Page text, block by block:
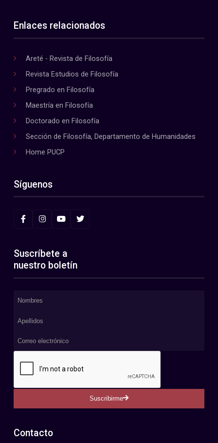
Enlaces relacionados
Areté - Revista de Filosofía
Revista Estudios de Filosofía
Pregrado en Filosofía
Maestría en Filosofía
Doctorado en Filosofía
Sección de Filosofía, Departamento de Humanidades
Home PUCP
Síguenos
Suscríbete a
nuestro boletín
Suscribirme
Contacto